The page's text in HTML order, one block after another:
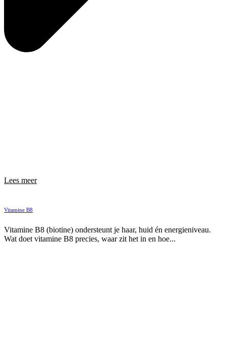
Lees meer
Vitamine B8
Vitamine B8 (biotine) ondersteunt je haar, huid én energieniveau.
Wat doet vitamine B8 precies, waar zit het in en hoe...